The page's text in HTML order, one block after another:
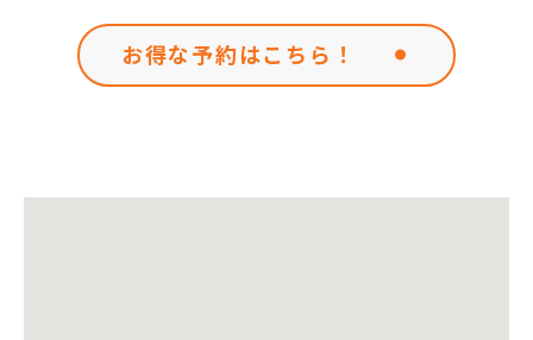
お得な予約はこちら！